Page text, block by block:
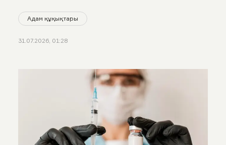
Адам құқықтары
31.07.2026, 01:28